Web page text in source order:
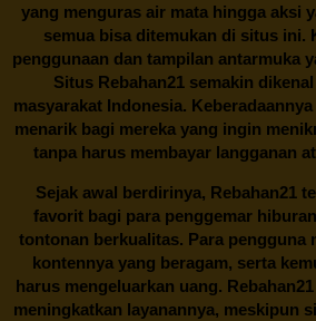
yang menguras air mata hingga aksi
semua bisa ditemukan di situs ini.
penggunaan dan tampilan antarmuka
Situs Rebahan21semakin
masyarakat Indonesia.
menarik bagi mereka yang ingin
tanpa harus membayar langganan
Sejak awal berdirinya, Rebahan21
favorit bagi para penggemar
tontonan berkualitas. Para pengguna
kontennya yang beragam, serta
harus mengeluarkan uang. Rebahan21
meningkatkan layanannya, meskipun